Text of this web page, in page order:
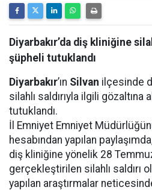
Diyarbakır’da diş kliniğine
şüpheli tutuklandı
Diyarbakır’ın Silvan ilçesinde
silahlı saldırıyla ilgili gözaltına
tutuklandı.
İl Emniyet Emniyet
hesabından yapılan
diş kliniğine yönelik 28
gerçekleştirilen silahlı saldırı
yapılan araştırmalar